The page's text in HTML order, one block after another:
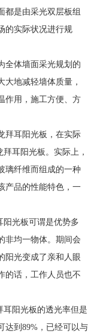
都是由采光双层板组
的实际状况进行规
全体墙面采光规划的
地减轻墙体质量，
作用，施工方便、方
拜耳阳光板，在实际
耳阳光板。实际上，
璃纤维而组成的一种
产品的性能特色，一
阳光板可谓是优势多
非均一物体。期间会
阳光变成了亲和人眼
的话，工作人员也不
耳阳光板的透光率但是
达到89%，已经可以与